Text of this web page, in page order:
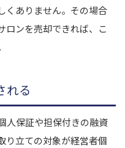
くありません。その場合
ロンを売却できれば、こ
れる
人保証や担保付きの融資
り立ての対象が経営者個